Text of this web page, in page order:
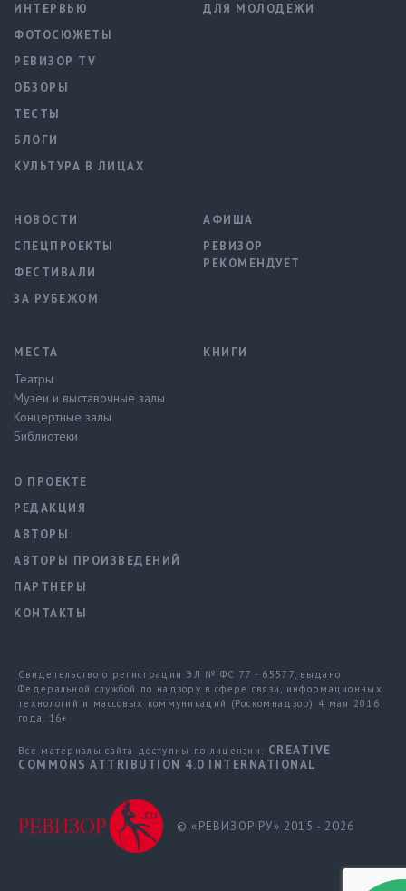
ИНТЕРВЬЮ
ФОТОСЮЖЕТЫ
РЕВИЗОР TV
ОБЗОРЫ
ТЕСТЫ
БЛОГИ
КУЛЬТУРА В ЛИЦАХ
ДЛЯ МОЛОДЕЖИ
НОВОСТИ
СПЕЦПРОЕКТЫ
ФЕСТИВАЛИ
ЗА РУБЕЖОМ
АФИША
РЕВИЗОР
РЕКОМЕНДУЕТ
МЕСТА
Театры
Музеи и выставочные залы
Концертные залы
Библиотеки
КНИГИ
О ПРОЕКТЕ
РЕДАКЦИЯ
АВТОРЫ
АВТОРЫ ПРОИЗВЕДЕНИЙ
ПАРТНЕРЫ
КОНТАКТЫ
Свидетельство о регистрации ЭЛ № ФС 77 - 65577, выдано
Федеральной службой по надзору в сфере связи, информационных
технологий и массовых коммуникаций (Роскомнадзор) 4 мая 2016
года. 16+
Все материалы сайта доступны по лицензии: CREATIVE
COMMONS ATTRIBUTION 4.0 INTERNATIONAL
© «РЕВИЗОР.РУ» 2015 - 2026